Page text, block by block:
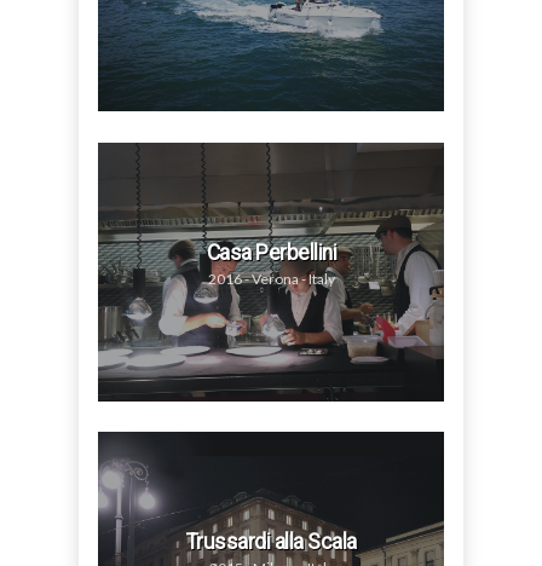
Casa Perbellini
2016 - Verona - Italy
Trussardi alla Scala